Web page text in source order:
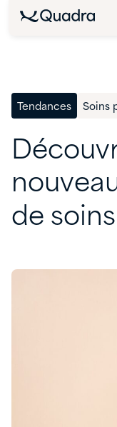
Tendances Soins
de soins